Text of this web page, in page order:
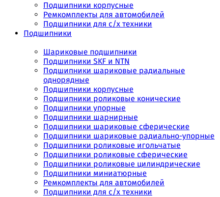
Подшипники корпусные
Ремкомплекты для автомобилей
Подшипники для с/х техники
Подшипники
Шариковые подшипники
Подшипники SKF и NTN
Подшипники шариковые радиальные
однорядные
Подшипники корпусные
Подшипники роликовые конические
Подшипники упорные
Подшипники шарнирные
Подшипники шариковые сферические
Подшипники шариковые радиально-упорные
Подшипники роликовые игольчатые
Подшипники роликовые сферические
Подшипники роликовые цилиндрические
Подшипники миниатюрные
Ремкомплекты для автомобилей
Подшипники для с/х техники